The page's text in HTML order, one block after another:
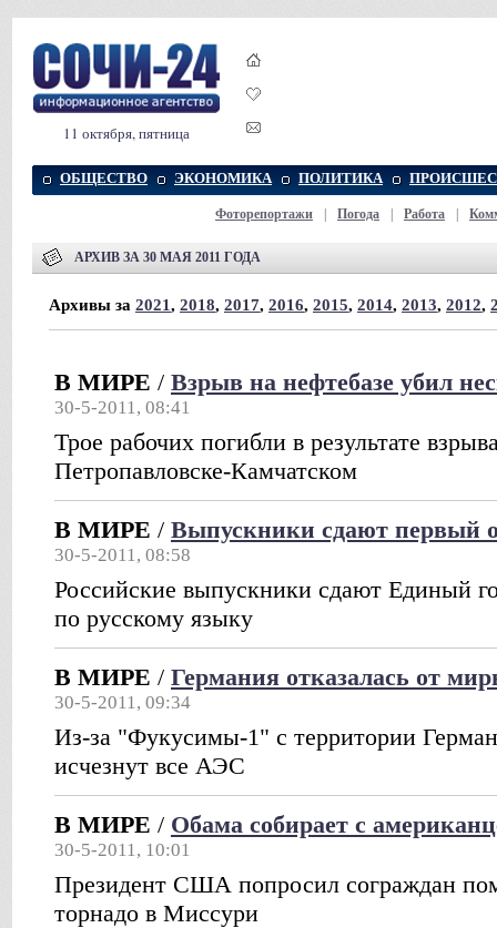
11 октября, пятница
ОБЩЕСТВО ЭКОНОМИКА ПОЛИТИКА
Фоторепортажи Погода Работа
АРХИВ ЗА 30 МАЯ 2011 ГОДА
Архивы за 2021, 2018, 2017, 2016, 2015, 2014, 2013, 2012,
В МИРЕ / Взрыв на нефтебазе убил
30-5-2011, 08:41
Трое рабочих погибли в результате
Петропавловске-Камчатском
В МИРЕ / Выпускники сдают первый
30-5-2011, 08:58
Российские выпускники сдают Единый
по русскому языку
В МИРЕ / Германия отказалась от
30-5-2011, 09:34
Из-за "Фукусимы-1" с территории
исчезнут все АЭС
В МИРЕ / Обама собирает с
30-5-2011, 10:01
Президент США попросил сограждан
торнадо в Миссури